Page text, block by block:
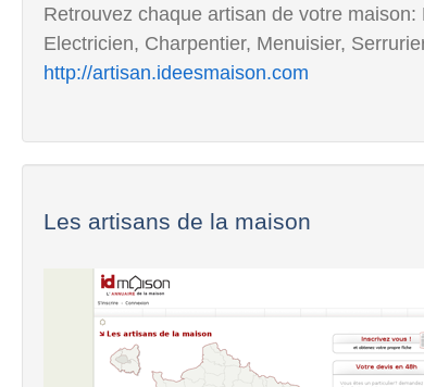
Retrouvez chaque artisan de votre
Electricien, Charpentier, Menuisier,
http://artisan.ideesmaison.com
Les artisans de la maison